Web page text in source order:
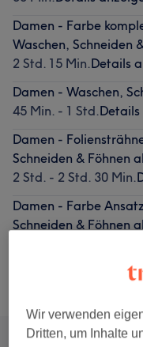
Damen - Farbe
Waschen, Schneiden
2 Std. 15 Min.Details
Damen - Waschen,
45 Min. - 1 Std.
Damen -
Schneiden & Föhnen
2 Std. - 2 Std. 30 Min.
Damen - Farbe
Schneiden & Föhnen
Wir verwenden
Dritten, um Inhalte